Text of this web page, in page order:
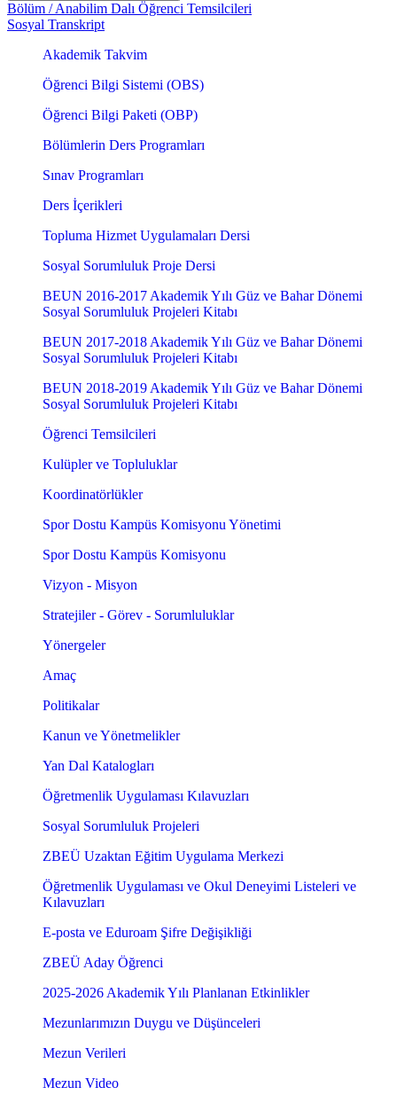
Bölüm / Anabilim Dalı Öğrenci Temsilcileri
Sosyal Transkript
Akademik Takvim
Öğrenci Bilgi Sistemi (OBS)
Öğrenci Bilgi Paketi (OBP)
Bölümlerin Ders Programları
Sınav Programları
Ders İçerikleri
Topluma Hizmet Uygulamaları Dersi
Sosyal Sorumluluk Proje Dersi
BEUN 2016-2017 Akademik Yılı Güz ve Bahar Dönemi
Sosyal Sorumluluk Projeleri Kitabı
BEUN 2017-2018 Akademik Yılı Güz ve Bahar Dönemi
Sosyal Sorumluluk Projeleri Kitabı
BEUN 2018-2019 Akademik Yılı Güz ve Bahar Dönemi
Sosyal Sorumluluk Projeleri Kitabı
Öğrenci Temsilcileri
Kulüpler ve Topluluklar
Koordinatörlükler
Spor Dostu Kampüs Komisyonu Yönetimi
Spor Dostu Kampüs Komisyonu
Vizyon - Misyon
Stratejiler - Görev - Sorumluluklar
Yönergeler
Amaç
Politikalar
Kanun ve Yönetmelikler
Yan Dal Katalogları
Öğretmenlik Uygulaması Kılavuzları
Sosyal Sorumluluk Projeleri
ZBEÜ Uzaktan Eğitim Uygulama Merkezi
Öğretmenlik Uygulaması ve Okul Deneyimi Listeleri ve
Kılavuzları
E-posta ve Eduroam Şifre Değişikliği
ZBEÜ Aday Öğrenci
2025-2026 Akademik Yılı Planlanan Etkinlikler
Mezunlarımızın Duygu ve Düşünceleri
Mezun Verileri
Mezun Video